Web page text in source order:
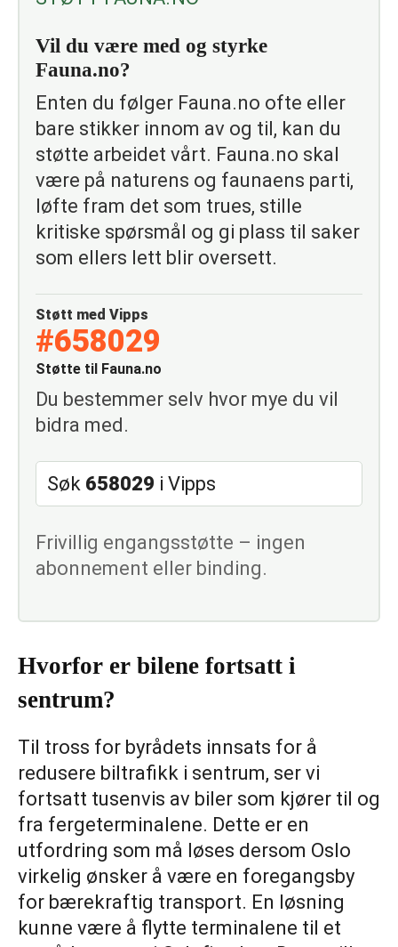
Vil du være med og styrke
Fauna.no?
Enten du følger Fauna.no ofte eller
bare stikker innom av og til, kan du
støtte arbeidet vårt. Fauna.no skal
være på naturens og faunaens parti,
løfte fram det som trues, stille
kritiske spørsmål og gi plass til saker
som ellers lett blir oversett.
Støtt med Vipps
#658029
Støtte til Fauna.no
Du bestemmer selv hvor mye du vil
bidra med.
Søk 658029 i Vipps
Frivillig engangsstøtte – ingen
abonnement eller binding.
Hvorfor er bilene fortsatt i
sentrum?
Til tross for byrådets innsats for å
redusere biltrafikk i sentrum, ser vi
fortsatt tusenvis av biler som kjører til og
fra fergeterminalene. Dette er en
utfordring som må løses dersom Oslo
virkelig ønsker å være en foregangsby
for bærekraftig transport. En løsning
kunne være å flytte terminalene til et